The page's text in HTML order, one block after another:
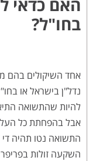
האם כדאי
בחו"ל?
אחד השיקולים בהם
נדל"ן בישראל או
אבל בהפחתת כל
התשואה נטו תהיה
השקעה זולות